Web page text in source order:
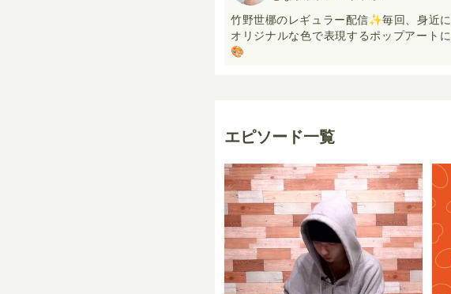
竹野世梛のレギュラー配信✨毎回、身近
オリジナルな色で表現するポップアート
🎨
エピソード一覧